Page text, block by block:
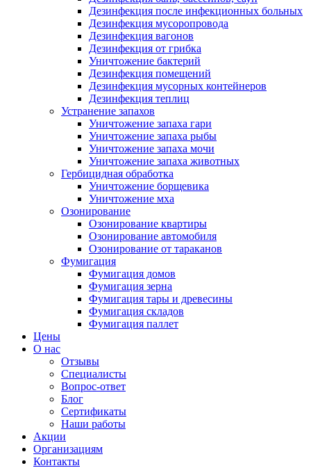
Дезинфекция после инфекционных больных
Дезинфекция мусоропровода
Дезинфекция вагонов
Дезинфекция от грибка
Уничтожение бактерий
Дезинфекция помещений
Дезинфекция мусорных контейнеров
Дезинфекция теплиц
Устранение запахов
Уничтожение запаха гари
Уничтожение запаха рыбы
Уничтожение запаха мочи
Уничтожение запаха животных
Гербицидная обработка
Уничтожение борщевика
Уничтожение мха
Озонирование
Озонирование квартиры
Озонирование автомобиля
Озонирование от тараканов
Фумигация
Фумигация домов
Фумигация зерна
Фумигация тары и древесины
Фумигация складов
Фумигация паллет
Цены
О нас
Отзывы
Специалисты
Вопрос-ответ
Блог
Сертификаты
Наши работы
Акции
Организациям
Контакты